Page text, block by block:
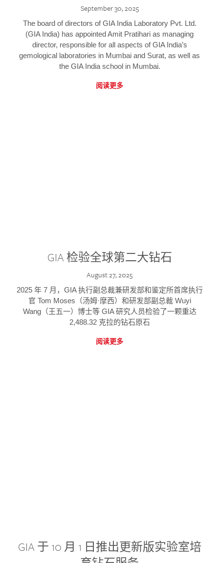
September 30, 2025
The board of directors of GIA India Laboratory Pvt. Ltd.
(GIA India) has appointed Amit Pratihari as managing
director, responsible for all aspects of GIA India’s
gemological laboratories in Mumbai and Surat, as well as
the GIA India school in Mumbai.
阅读更多
GIA 检验全球第二大钻石
August 27, 2025
2025 年 7 月，GIA 执行副总裁兼研发部和鉴定所首席执行
官 Tom Moses（汤姆·摩西）和研发部副总裁 Wuyi
Wang（王五一）博士等 GIA 研究人员检验了一颗重达
2,488.32 克拉的钻石原石
阅读更多
GIA 于 10 月 1 日推出更新版实验室培